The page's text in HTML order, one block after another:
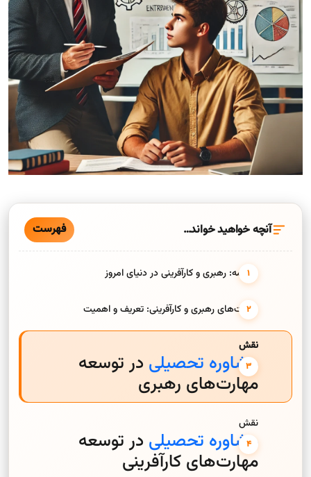
آنچه خواهید خواند… فهرست
مقدمه: رهبری و کارآفرینی در دنیای امروز
مهارت‌های رهبری و کارآفرینی: تعریف و اهمیت
نقش
مشاوره تحصیلی در توسعه
مهارت‌های رهبری
نقش
مشاوره تحصیلی در توسعه
مهارت‌های کارآفرینی